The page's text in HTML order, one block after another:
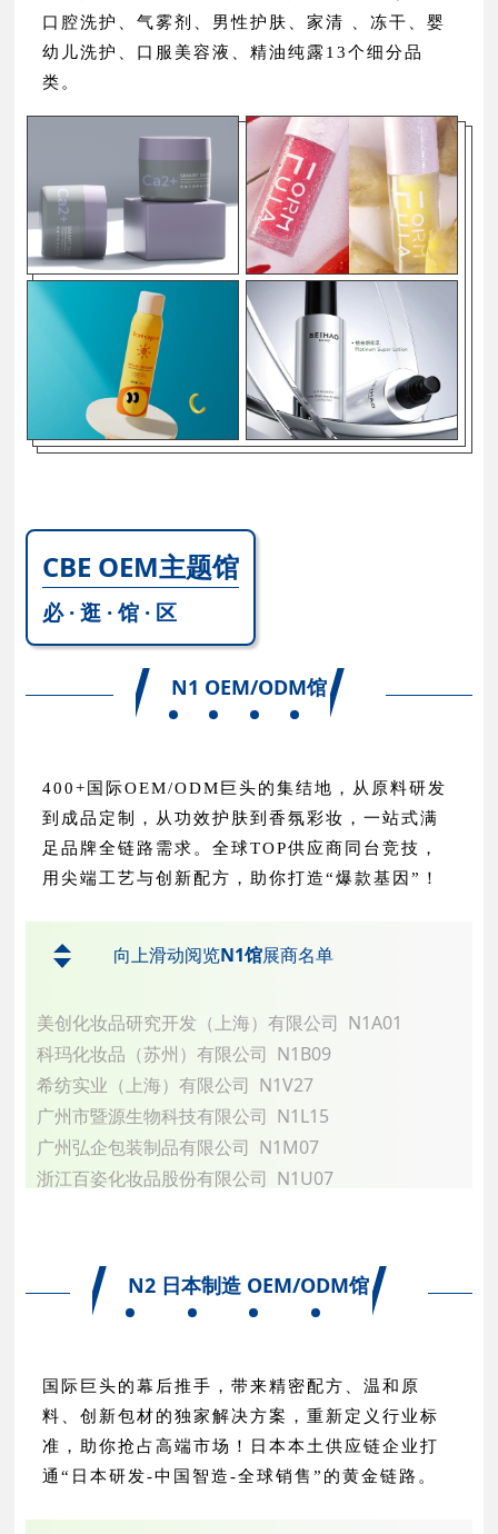
口腔洗护、气雾剂、男性护肤、家清 、冻干、婴
幼儿洗护、口服美容液、精油纯露13个细分品
类。
CBE OEM主题馆
必 · 逛 · 馆 · 区
N1 OEM/ODM馆
400+国际OEM/ODM巨头的集结地，从原料研发
到成品定制，从功效护肤到香氛彩妆，一站式满
足品牌全链路需求。全球TOP供应商同台竞技，
用尖端工艺与创新配方，助你打造“爆款基因”！
向上滑动阅览N1馆展商名单
美创化妆品研究开发（上海）有限公司 N1A01
科玛化妆品（苏州）有限公司 N1B09
希纺实业（上海）有限公司 N1V27
广州市暨源生物科技有限公司 N1L15
广州弘企包装制品有限公司 N1M07
浙江百姿化妆品股份有限公司 N1U07
余姚市宝明日用品有限公司 N1D01
苏州瑞模包装科技有限公司 N1K09
淮安市永希金属制品有限公司 N1S15
中山德尚伟业生物科技有限公司 N1G05
前研化妆品科技（上海）有限公司 N1W09
广州普伽娜生物科技有限公司 N1G01
余姚市锦尚塑料包装有限公司 N1U05
N2 日本制造 OEM/ODM馆
国际巨头的幕后推手，带来精密配方、温和原
料、创新包材的独家解决方案，重新定义行业标
准，助你抢占高端市场！日本本土供应链企业打
通“日本研发-中国智造-全球销售”的黄金链路。